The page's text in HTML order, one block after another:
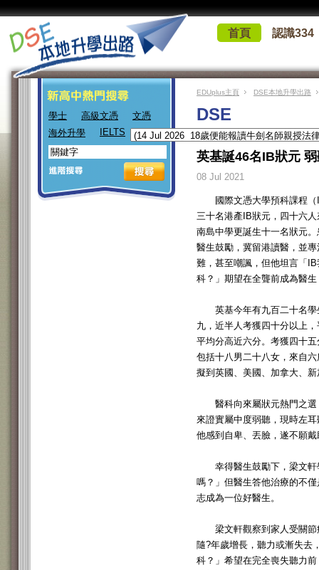
首頁 認識334
學士 高級文憑
文憑
海外升學
IELTS
EDUplus主頁 DSE本地升學出路
DSE
英基誕46名IB狀元
08 Jul 2021
國際文憑大學預科課程（
三十名港產IB狀元，四十六
南島中學更誕生十一名狀元
醫生鼓勵，冀留港讀醫，並
難，甚至嘲諷，但他坦言「
科？」期望在全聾前成為醫
英基今年有九百二十名學
九，近半人考獲四十分以上
平均分高近六分。考獲四十
包括十八男二十八女，來自
擬到英國、美國、加拿大、
醫科向來屬狀元熱門之選
來證實屬中度弱聽，現時左
他感到自卑、丟臉，遂不願
幸得醫生鼓勵下，梁文軒
嗎？」但醫生答他治療的不
志成為一位好醫生。
梁文軒觀察到家人受關節
隨?年歲增長，聽力或漸失去
科？」希望在完全喪失聽力